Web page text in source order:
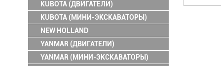
KUBOTA (ДВИГАТЕЛИ)
KUBOTA (МИНИ-ЭКСКАВАТОРЫ)
NEW HOLLAND
YANMAR (ДВИГАТЕЛИ)
YANMAR (МИНИ-ЭКСКАВАТОРЫ)